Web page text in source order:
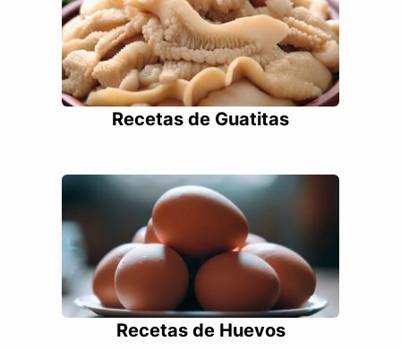
Recetas de Guatitas
Recetas de Huevos